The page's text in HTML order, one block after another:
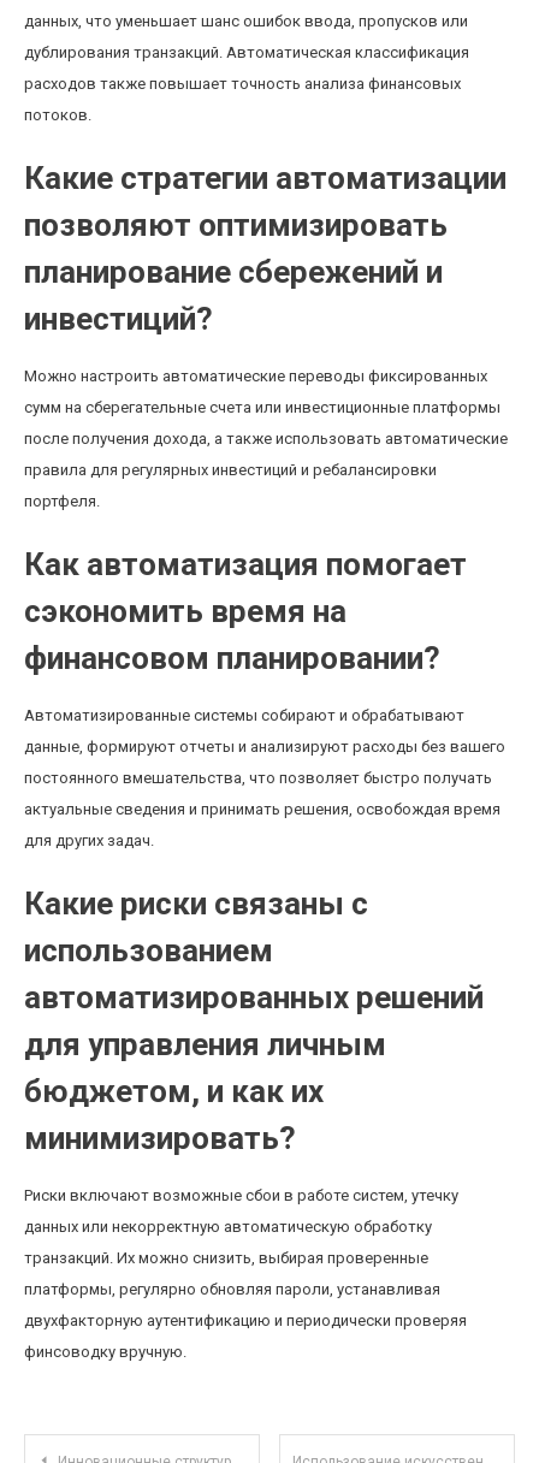
данных, что уменьшает шанс ошибок ввода, пропусков или
дублирования транзакций. Автоматическая классификация
расходов также повышает точность анализа финансовых
потоков.
Какие стратегии автоматизации
позволяют оптимизировать
планирование сбережений и
инвестиций?
Можно настроить автоматические переводы фиксированных
сумм на сберегательные счета или инвестиционные платформы
после получения дохода, а также использовать автоматические
правила для регулярных инвестиций и ребалансировки
портфеля.
Как автоматизация помогает
сэкономить время на
финансовом планировании?
Автоматизированные системы собирают и обрабатывают
данные, формируют отчеты и анализируют расходы без вашего
постоянного вмешательства, что позволяет быстро получать
актуальные сведения и принимать решения, освобождая время
для других задач.
Какие риски связаны с
использованием
автоматизированных решений
для управления личным
бюджетом, и как их
минимизировать?
Риски включают возможные сбои в работе систем, утечку
данных или некорректную автоматическую обработку
транзакций. Их можно снизить, выбирая проверенные
платформы, регулярно обновляя пароли, устанавливая
двухфакторную аутентификацию и периодически проверяя
финсоводку вручную.